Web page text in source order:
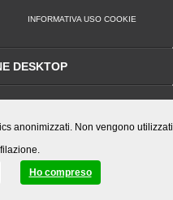
INFORMATIVA USO COOKIE
DESKTOP
N. 1119584 Cap. Soc. € 10.000,
anonimizzati. Non vengono utilizzati
Ho compreso